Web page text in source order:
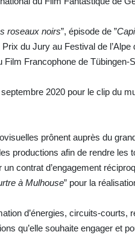
roseaux noirs”, épisode de ”
du Jury au Festival de l’Alpe
Francophone de Tübingen-
2020 pour le clip du
prônent auprès du
productions afin de rendre les
contrat d’engagement
à Mulhouse” pour la
d’énergies, circuits-courts,
qu’elle souhaite engager et